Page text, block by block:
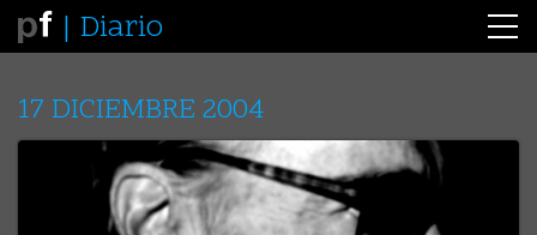
Diario
17 DICIEMBRE 2004